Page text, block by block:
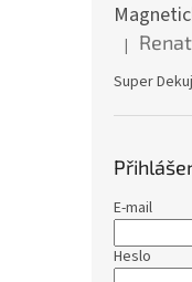
|
Super
E-mail
Heslo